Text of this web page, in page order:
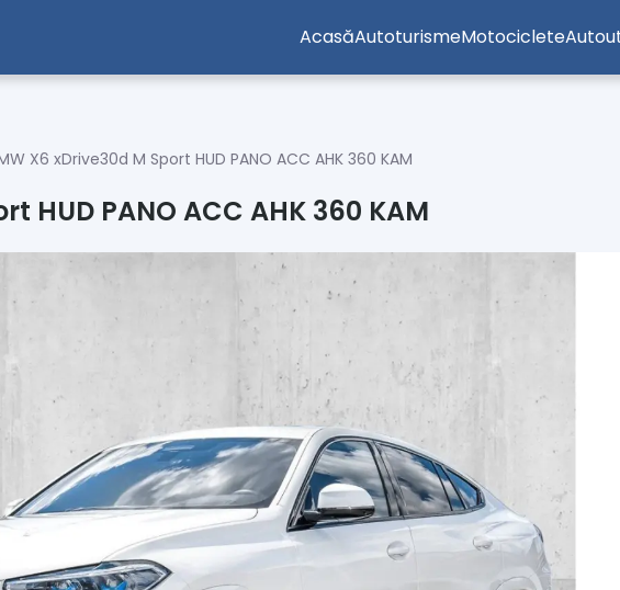
AcasăAutoturismeMotociclete
X6 xDrive30d M Sport HUD PANO ACC AHK 360 KAM
HUD PANO ACC AHK 360 KAM